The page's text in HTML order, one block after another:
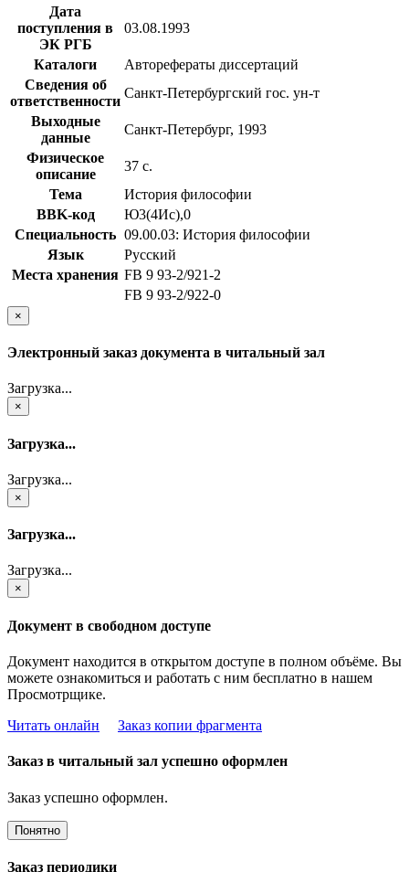
Дата
поступления в
ЭК РГБ
03.08.1993
Каталоги
Авторефераты диссертаций
Сведения об
ответственности
Санкт-Петербургский гос. ун-т
Выходные
данные
Санкт-Петербург, 1993
Физическое
описание
37 с.
Тема
История философии
BBK-код
Ю3(4Ис),0
Специальность 09.00.03: История философии
Язык
Русский
Места хранения FB 9 93-2/921-2
FB 9 93-2/922-0
×
Электронный заказ документа в читальный зал
Загрузка...
×
Загрузка...
Загрузка...
×
Загрузка...
Загрузка...
×
Документ в свободном доступе
Документ находится в открытом доступе в полном объёме. Вы
можете ознакомиться и работать с ним бесплатно в нашем
Просмотрщике.
Читать онлайн
Заказ копии фрагмента
Заказ в читальный зал успешно оформлен
Заказ успешно оформлен.
Понятно
Заказ периодики